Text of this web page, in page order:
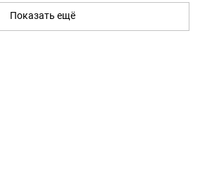
Показать ещё